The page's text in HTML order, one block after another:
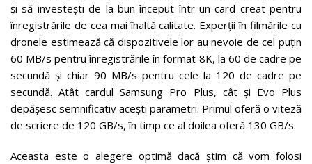
și să investești de la bun început într-un card creat pentru
înregistrările de cea mai înaltă calitate. Experții în filmările cu
dronele estimează că dispozitivele lor au nevoie de cel puțin
60 MB/s pentru înregistrările în format 8K, la 60 de cadre pe
secundă și chiar 90 MB/s pentru cele la 120 de cadre pe
secundă. Atât cardul Samsung Pro Plus, cât și Evo Plus
depășesc semnificativ acești parametri. Primul oferă o viteză
de scriere de 120 GB/s, în timp ce al doilea oferă 130 GB/s.
Aceasta este o alegere optimă dacă știm că vom folosi